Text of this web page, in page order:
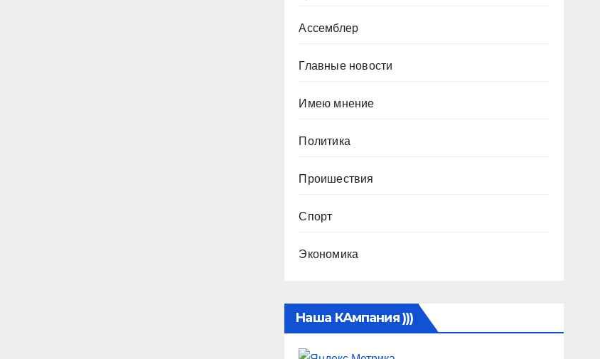
Ассемблер
Главные новости
Имею мнение
Политика
Проишествия
Спорт
Экономика
Наша КАмпания )))